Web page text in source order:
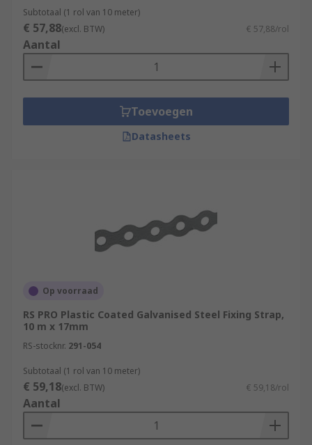
Subtotaal (1 rol van 10 meter)
€ 57,88(excl. BTW) € 57,88/rol
Aantal
Toevoegen
Datasheets
Op voorraad
RS PRO Plastic Coated Galvanised Steel Fixing Strap,
10 m x 17mm
RS-stocknr. 291-054
Subtotaal (1 rol van 10 meter)
€ 59,18(excl. BTW) € 59,18/rol
Aantal